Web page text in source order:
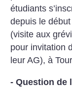
étudiants
depuis le
(visite aux
pour invitation
leur AG), à
- Question de